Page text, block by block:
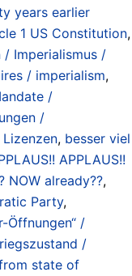
years earlier
1 US Constitution,
/ Imperialismus /
/ imperialism,
/
/
, besser viel
APPLAUS!!
already??,
Party,
Öffnungen“ /
/
state of